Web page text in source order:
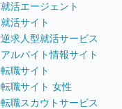
就活エージェント
就活サイト
逆求人型就活サービス
アルバイト情報サイト
転職サイト
転職サイト 女性
転職スカウトサービス